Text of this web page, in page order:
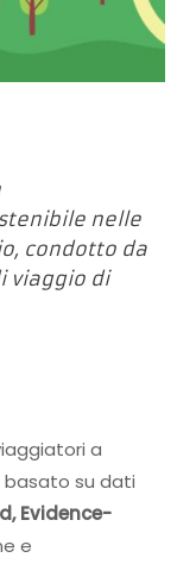
nelle
condotto da
viaggio di
a
basato su dati
Evidence-
e